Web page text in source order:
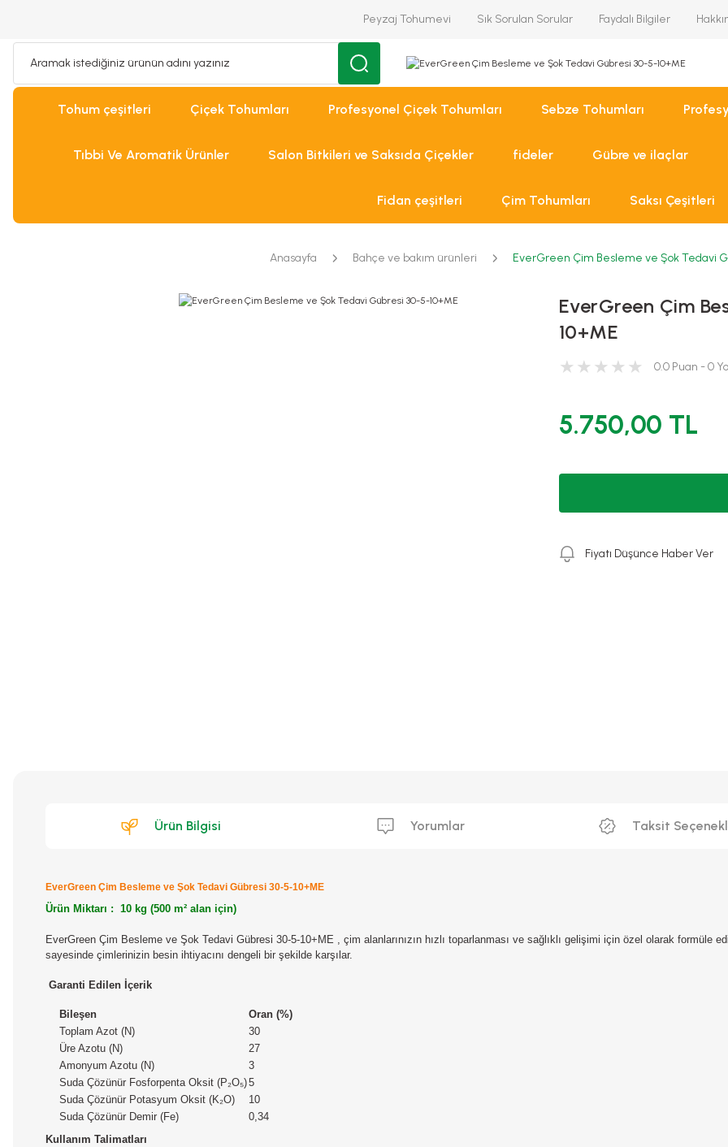
Peyzaj Tohumevi Sık Sorulan Sorular Faydalı Bilgiler
Tohum çeşitleri Çiçek Tohumları Profesyonel Çiçek Tohumları Sebze Tohumları
Tıbbi Ve Aromatik Ürünler Salon Bitkileri ve Saksıda Çiçekler fideler Gübre ve ilaçlar
Fidan çeşitleri Çim Tohumları Saksı Çeşitleri
Anasayfa Bahçe ve bakım ürünleri EverGreen Çim Besleme ve Şok Tedavi
EverGreen Çim
10+ME
0.0 Puan - 0
5.750,00 TL
Fiyatı Düşünce Haber Ver
Ürün Bilgisi Yorumlar Taksit
EverGreen Çim Besleme ve Şok Tedavi Gübresi 30-5-10+ME
Ürün Miktarı : 10 kg (500 m² alan için)
EverGreen Çim Besleme ve Şok Tedavi Gübresi 30-5-10+ME , çim alanlarınızın hızlı toparlanması ve sağlıklı gelişimi için özel olarak
sayesinde çimlerinizin besin ihtiyacını dengeli bir şekilde karşılar.
Garanti Edilen İçerik
Bileşen
Oran (%)
Toplam Azot (N)
30
Üre Azotu (N)
27
Amonyum Azotu (N)
3
Suda Çözünür Fosforpenta Oksit (P₂O₅)5
Suda Çözünür Potasyum Oksit (K₂O)
10
Suda Çözünür Demir (Fe)
0,34
Kullanım Talimatları